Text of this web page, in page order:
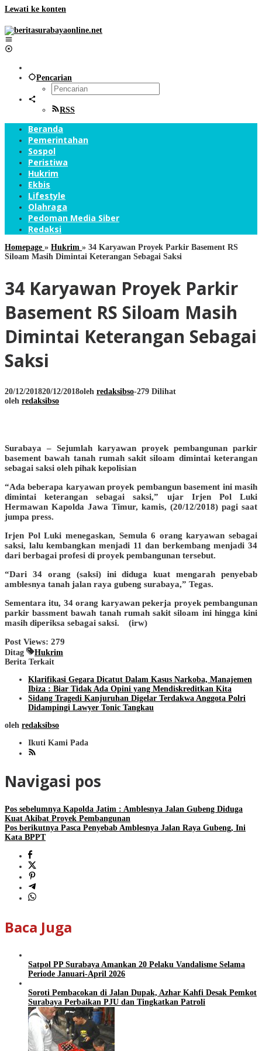
Lewati ke konten
Pencarian
RSS
Beranda
Pemerintahan
Sospol
Peristiwa
Hukrim
Ekbis
Lifestyle
Olahraga
Pedoman Media Siber
Redaksi
Homepage » Hukrim » 34 Karyawan Proyek Parkir Basement RS
Siloam Masih Dimintai Keterangan Sebagai Saksi
34 Karyawan Proyek Parkir
Basement RS Siloam Masih
Dimintai Keterangan Sebagai
Saksi
20/12/201820/12/2018oleh redaksibso-279 Dilihat
oleh redaksibso
Surabaya – Sejumlah karyawan proyek pembangunan parkir
basement bawah tanah rumah sakit siloam dimintai keterangan
sebagai saksi oleh pihak kepolisian
“Ada beberapa karyawan proyek pembangun basement ini masih
dimintai keterangan sebagai saksi,” ujar Irjen Pol Luki
Hermawan Kapolda Jawa Timur, kamis, (20/12/2018) pagi saat
jumpa press.
Irjen Pol Luki menegaskan, Semula 6 orang karyawan sebagai
saksi, lalu kembangkan menjadi 11 dan berkembang menjadi 34
dari berbagai profesi di proyek pembangunan tersebut.
“Dari 34 orang (saksi) ini diduga kuat mengarah penyebab
amblesnya tanah jalan raya gubeng surabaya,” Tegas.
Sementara itu, 34 orang karyawan pekerja proyek pembangunan
parkir bassment bawah tanah rumah sakit siloam ini hingga kini
masih diperiksa sebagai saksi. (irw)
Post Views: 279
Ditag
Hukrim
Berita Terkait
Klarifikasi Gegara Dicatut Dalam Kasus Narkoba, Manajemen
Ibiza : Biar Tidak Ada Opini yang Mendiskreditkan Kita
Sidang Tragedi Kanjuruhan Digelar Terdakwa Anggota Polri
Didampingi Lawyer Tonic Tangkau
oleh redaksibso
Ikuti Kami Pada
Navigasi pos
Pos sebelumnya Kapolda Jatim : Amblesnya Jalan Gubeng Diduga
Kuat Akibat Proyek Pembangunan
Pos berikutnya Pasca Penyebab Amblesnya Jalan Raya Gubeng, Ini
Kata BPPT
Baca Juga
Satpol PP Surabaya Amankan 20 Pelaku Vandalisme Selama
Periode Januari-April 2026
Soroti Pembacokan di Jalan Dupak, Azhar Kahfi Desak Pemkot
Surabaya Perbaikan PJU dan Tingkatkan Patroli